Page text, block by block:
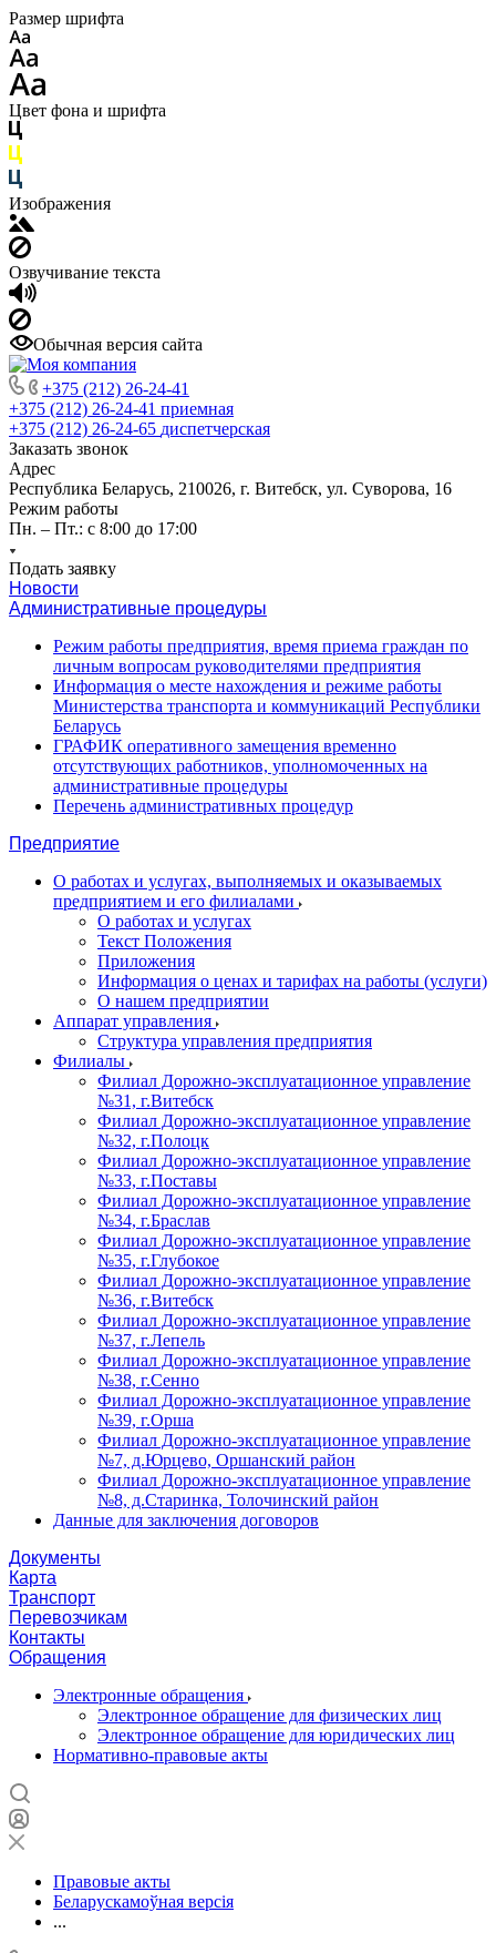
Размер шрифта
Цвет фона и шрифта
Изображения
Озвучивание текста
Обычная версия сайта
+375 (212) 26-24-41
+375 (212) 26-24-41 приемная
+375 (212) 26-24-65 диспетчерская
Заказать звонок
Адрес
Республика Беларусь, 210026, г. Витебск, ул. Суворова, 16
Режим работы
Пн. – Пт.: с 8:00 до 17:00
Подать заявку
Новости
Административные процедуры
Режим работы предприятия, время приема граждан по
личным вопросам руководителями предприятия
Информация о месте нахождения и режиме работы
Министерства транспорта и коммуникаций Республики
Беларусь
ГРАФИК оперативного замещения временно
отсутствующих работников, уполномоченных на
административные процедуры
Перечень административных процедур
Предприятие
О работах и услугах, выполняемых и оказываемых
предприятием и его филиалами
О работах и услугах
Текст Положения
Приложения
Информация о ценах и тарифах на работы (услуги)
О нашем предприятии
Аппарат управления
Структура управления предприятия
Филиалы
Филиал Дорожно-эксплуатационное управление
№31, г.Витебск
Филиал Дорожно-эксплуатационное управление
№32, г.Полоцк
Филиал Дорожно-эксплуатационное управление
№33, г.Поставы
Филиал Дорожно-эксплуатационное управление
№34, г.Браслав
Филиал Дорожно-эксплуатационное управление
№35, г.Глубокое
Филиал Дорожно-эксплуатационное управление
№36, г.Витебск
Филиал Дорожно-эксплуатационное управление
№37, г.Лепель
Филиал Дорожно-эксплуатационное управление
№38, г.Сенно
Филиал Дорожно-эксплуатационное управление
№39, г.Орша
Филиал Дорожно-эксплуатационное управление
№7, д.Юрцево, Оршанский район
Филиал Дорожно-эксплуатационное управление
№8, д.Старинка, Толочинский район
Данные для заключения договоров
Документы
Карта
Транспорт
Перевозчикам
Контакты
Обращения
Электронные обращения
Электронное обращение для физических лиц
Электронное обращение для юридических лиц
Нормативно-правовые акты
Правовые акты
Беларускамоўная версія
...